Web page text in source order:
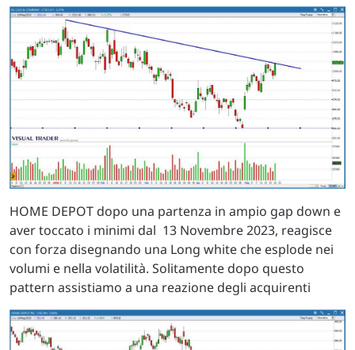
HOME DEPOT dopo una partenza in ampio gap down e
aver toccato i minimi dal 13 Novembre 2023, reagisce
con forza disegnando una Long white che esplode nei
volumi e nella volatilità. Solitamente dopo questo
pattern assistiamo a una reazione degli acquirenti